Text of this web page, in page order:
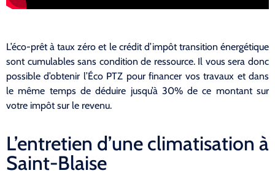
L’éco-prêt à taux zéro et le crédit d’impôt transition énergétique
sont cumulables sans condition de ressource. Il vous sera donc
possible d’obtenir l’Éco PTZ pour financer vos travaux et dans
le même temps de déduire jusqu’à 30% de ce montant sur
votre impôt sur le revenu.
L’entretien d’une climatisation à
Saint-Blaise